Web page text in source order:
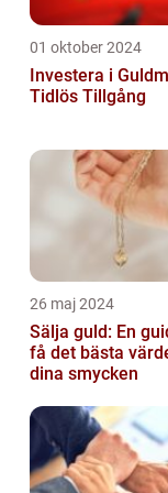
01 oktober 2024
Investera i
Tidlös Tillgång
26 maj 2024
Sälja guld: En
få det bästa
dina smycken